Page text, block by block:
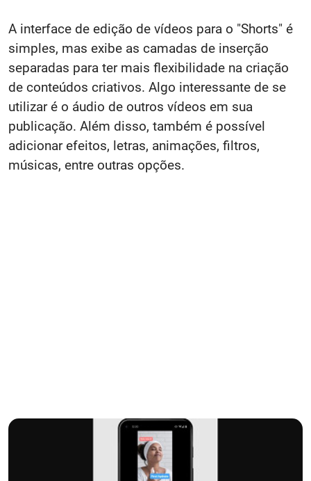
A interface de edição de vídeos para o "Shorts" é
simples, mas exibe as camadas de inserção
separadas para ter mais flexibilidade na criação
de conteúdos criativos. Algo interessante de se
utilizar é o áudio de outros vídeos em sua
publicação. Além disso, também é possível
adicionar efeitos, letras, animações, filtros,
músicas, entre outras opções.